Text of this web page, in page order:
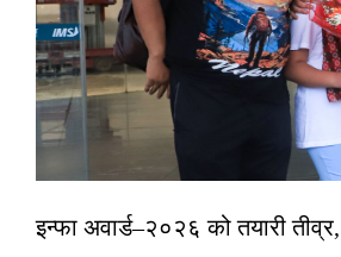
इन्फा अवार्ड–२०२६ को तयारी